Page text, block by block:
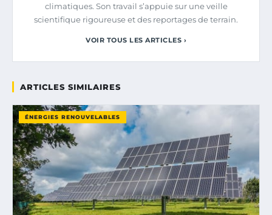
climatiques. Son travail s’appuie sur une veille
scientifique rigoureuse et des reportages de terrain.
VOIR TOUS LES ARTICLES ›
ARTICLES SIMILAIRES
ÉNERGIES RENOUVELABLES